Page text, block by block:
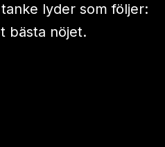
lyder som följer:
bästa nöjet.